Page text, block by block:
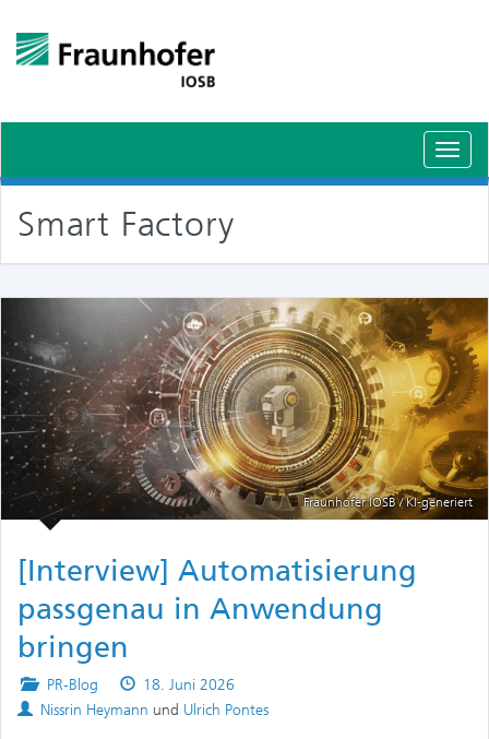
Smart Factory
Fraunhofer IOSB / KI-generiert
[Interview] Automatisierung
passgenau in Anwendung
bringen
Posted
in
PR-Blog
Published
on
18. Juni 2026
Authors
Nissrin Heymann und Ulrich Pontes